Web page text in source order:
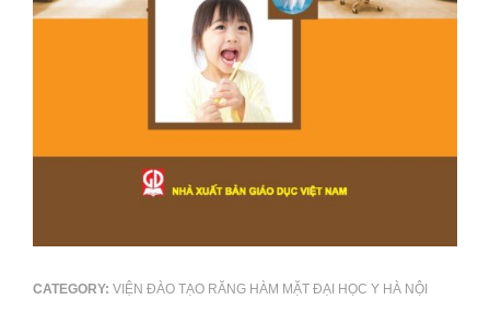
CATEGORY: VIỆN ĐÀO TẠO RĂNG HÀM MẶT ĐẠI HỌC Y HÀ NỘI